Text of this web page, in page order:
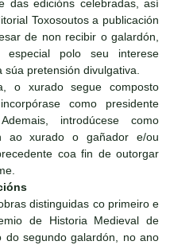
das edicións celebradas, así
Toxosoutos a publicación
de non recibir o galardón,
especial polo seu interese
súa pretensión divulgativa.
o xurado segue composto
como presidente
introdúcese como
ao xurado o gañador e/ou
coa fin de outorgar
distinguidas co primeiro e
de Historia Medieval de
do segundo galardón, no ano